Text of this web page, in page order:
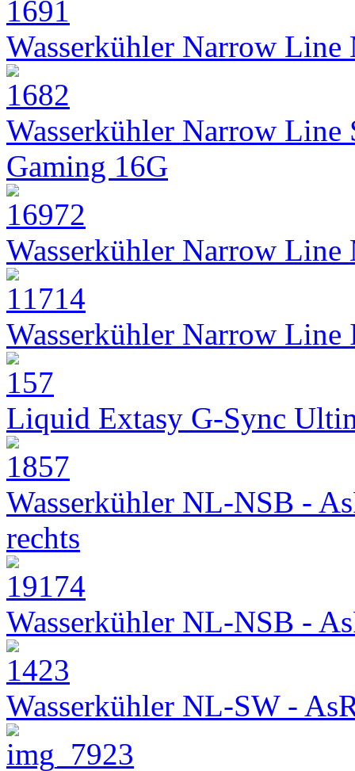
Wasserkühler Narrow
Wasserkühler Narrow
Gaming 16G
Wasserkühler Narrow
Wasserkühler Narrow
Liquid Extasy G-Sync
Wasserkühler NL-NSB -
rechts
Wasserkühler NL-NSB -
Wasserkühler NL-SW -